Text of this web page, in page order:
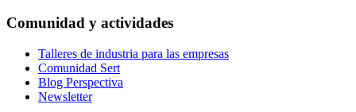
Comunidad y actividades
Talleres de industria para las empresas
Comunidad Sert
Blog Perspectiva
Newsletter